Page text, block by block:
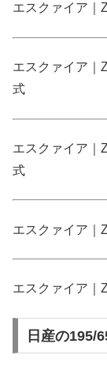
エスクァイア｜
エスクァイア｜
式
エスクァイア｜
式
エスクァイア｜
エスクァイア｜
日産の195/